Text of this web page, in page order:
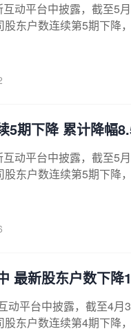
动平台中披露，截至5
东户数连续第5期下降
5期下降 累计降幅
动平台中披露，截至5
东户数连续第5期下降
最新股东户数下降
动平台中披露，截至4
东户数连续第4期下降